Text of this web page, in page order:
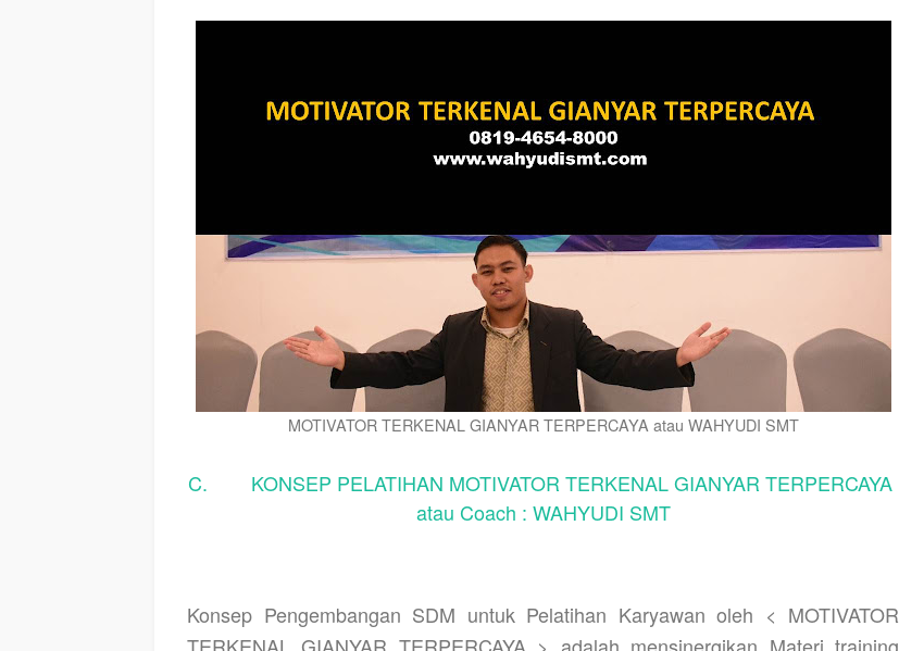
MOTIVATOR TERKENAL GIANYAR TERPERCAYA atau WAHYUDI SMT
C. KONSEP PELATIHAN MOTIVATOR TERKENAL GIANYAR TERPERCAYA
atau Coach : WAHYUDI SMT
Konsep Pengembangan SDM untuk Pelatihan Karyawan oleh < MOTIVATOR
TERKENAL GIANYAR TERPERCAYA > adalah mensinergikan Materi training